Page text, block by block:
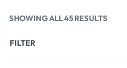
SHOWING ALL 45 RESULTS
FILTER